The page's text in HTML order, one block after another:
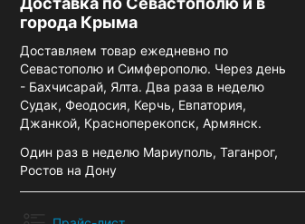
города Крыма
Доставляем товар ежедневно по
Севастополю и Симферополю. Через день
- Бахчисарай, Ялта. Два раза в неделю
Судак, Феодосия, Керчь, Евпатория,
Джанкой, Красноперекопск, Армянск.
Один раз в неделю Мариуполь, Таганрог,
Ростов на Дону